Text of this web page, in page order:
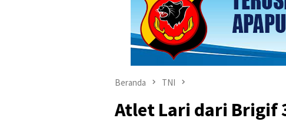
Beranda TNI
Atlet Lari dari Brigif